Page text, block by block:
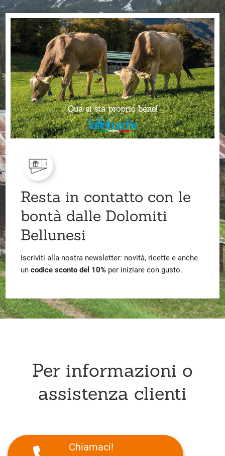
Resta in contatto con le
bontà dalle Dolomiti
Bellunesi
Iscriviti alla nostra newsletter: novità, ricette e anche
uncodice sconto del 10% per iniziare con gusto.
Per informazioni o
assistenza clienti
Chiamaci!